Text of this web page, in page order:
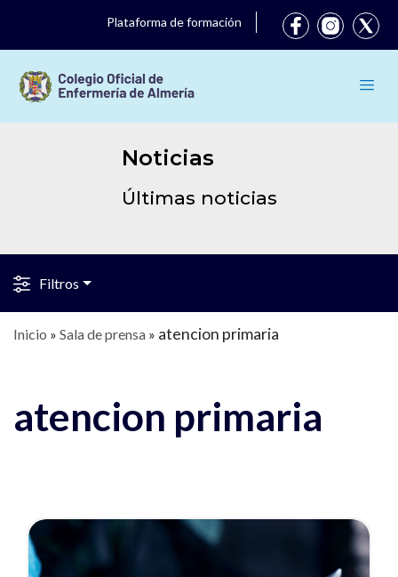
Plataforma de formación
Noticias
Últimas noticias
Filtros
Inicio » Sala de prensa » atencion primaria
atencion primaria
Ver noticia